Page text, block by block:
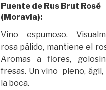
Puente de Rus Brut Rosé
(Moravia):
Vino espumoso.
rosa pálido, mantiene el
Aromas a flores,
fresas. Un vino pleno, ágil,
la boca.